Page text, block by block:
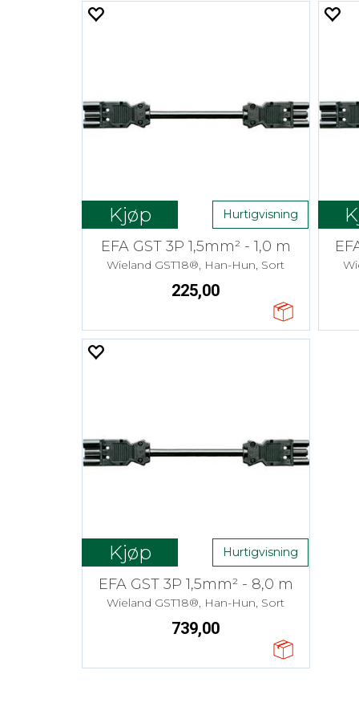
Kjøp Hurtigvisning
EFA GST 3P 1,5mm² - 1,0 m
Wieland GST18®, Han-Hun, Sort
225,00
Kjøp Hurtigvisning
EFA GST 3P 1,5mm² - 8,0 m
Wieland GST18®, Han-Hun, Sort
739,00